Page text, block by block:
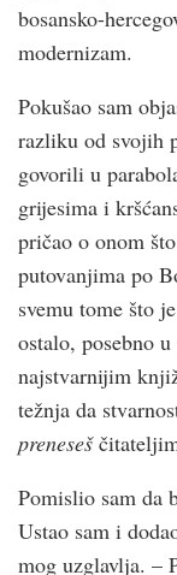
bosansko-
modernizam.
Pokušao sam
razliku od svojih
govorili u
grijesima i
pričao o onom
putovanjima po
svemu tome što
ostalo, posebno
najstvarnijim
težnja da
preneseš
Pomislio sam da
Ustao sam i
mog uzglavlja. –